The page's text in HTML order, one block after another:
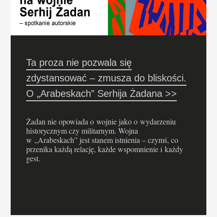
Ta proza nie pozwala się
zdystansować – zmusza do bliskości.
O „Arabeskach” Serhija Żadana >>
Żadan nie opowiada o wojnie jako o wydarzeniu
historycznym czy militarnym. Wojna
w „Arabeskach” jest stanem istnienia – czymś, co
przenika każdą relację, każde wspomnienie i każdy
gest.